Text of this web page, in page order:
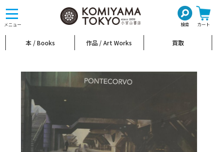
メニュー 検索 カート
toggle
navigation
本 / Books 作品 / Art Works 買取